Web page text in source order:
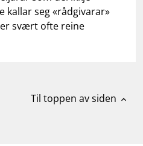
kallar seg «rådgivarar»
svært ofte reine
Til toppen av siden expand_less